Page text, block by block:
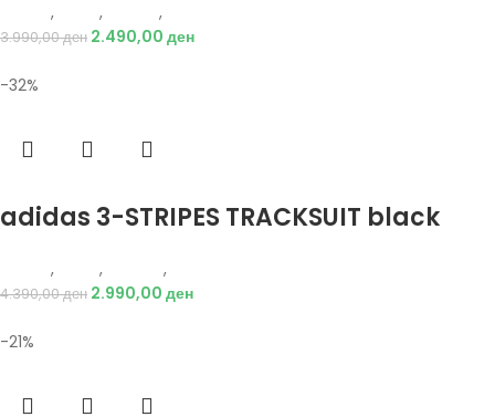
, , ,
3.990,00ден 2.490,00 ден
-32%
adidas 3-STRIPES TRACKSUIT black
, , ,
4.390,00ден 2.990,00 ден
-21%